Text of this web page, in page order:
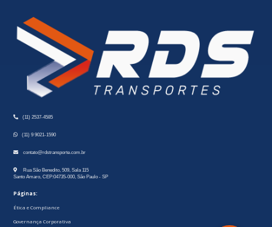
(11) 2537-4585
(11) 9 9021-1590
contato@rdstransporte.com.br
Rua São Benedito, 509, Sala 115
Santo Amaro, CEP:04735-000, São Paulo - SP
Páginas:
Ética e Compliance
Governança Corporativa